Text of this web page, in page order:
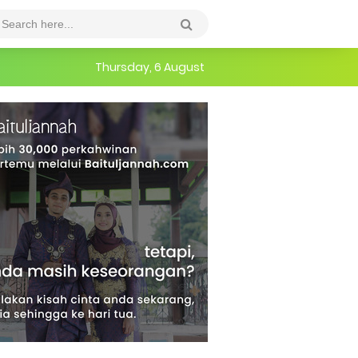
Thursday, 6 August